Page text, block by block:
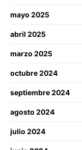
mayo 2025
abril 2025
marzo 2025
octubre 2024
septiembre 2024
agosto 2024
julio 2024